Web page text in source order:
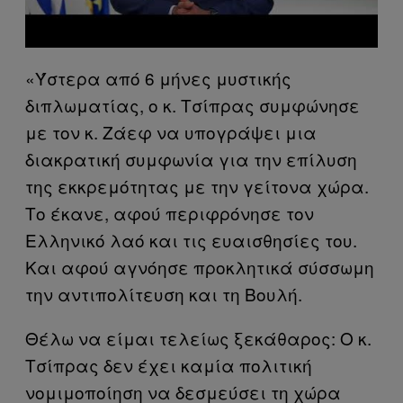
«Ύστερα από 6 μήνες μυστικής
διπλωματίας, ο κ. Τσίπρας συμφώνησε
με τον κ. Ζάεφ να υπογράψει μια
διακρατική συμφωνία για την επίλυση
της εκκρεμότητας με την γείτονα χώρα.
Το έκανε, αφού περιφρόνησε τον
Ελληνικό λαό και τις ευαισθησίες του.
Και αφού αγνόησε προκλητικά σύσσωμη
την αντιπολίτευση και τη Βουλή.
Θέλω να είμαι τελείως ξεκάθαρος: Ο κ.
Τσίπρας δεν έχει καμία πολιτική
νομιμοποίηση να δεσμεύσει τη χώρα